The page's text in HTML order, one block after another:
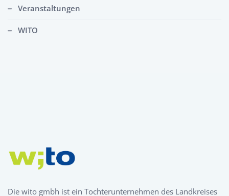
Veranstaltungen
WITO
Die wito gmbh ist ein Tochterunternehmen des Landkreises